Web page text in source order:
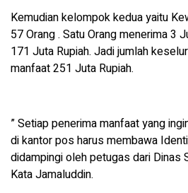
Kemudian kelompok kedua yaitu
57 Orang . Satu Orang menerima 3
171 Juta Rupiah. Jadi jumlah
manfaat 251 Juta Rupiah.
” Setiap penerima manfaat yang
di kantor pos harus membawa
didampingi oleh petugas dari Dinas
Kata Jamaluddin.